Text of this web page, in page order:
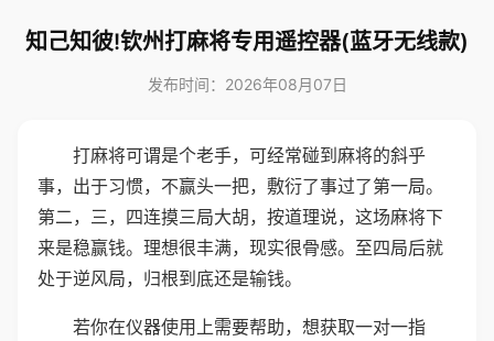
知己知彼!钦州打麻将专用遥控器(蓝牙无线款)
发布时间：2026年08月07日
打麻将可谓是个老手，可经常碰到麻将的斜乎
事，出于习惯，不赢头一把，敷衍了事过了第一局。
第二，三，四连摸三局大胡，按道理说，这场麻将下
来是稳赢钱。理想很丰满，现实很骨感。至四局后就
处于逆风局，归根到底还是输钱。
若你在仪器使用上需要帮助，想获取一对一指